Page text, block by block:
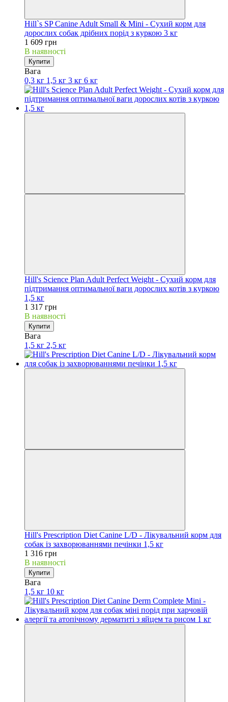
Hill`s SP Canine Adult Small & Mini - Сухий корм для
дорослих собак дрібних порід з куркою 3 кг
1 609 грн
В наявності
Купити
Вага
0,3 кг 1,5 кг 3 кг 6 кг
Hill's Science Plan Adult Perfect Weight - Сухий корм для
підтримання оптимальної ваги дорослих котів з куркою
1,5 кг
1 317 грн
В наявності
Купити
Вага
1,5 кг 2,5 кг
Hill's Prescription Diet Canine L/D - Лікувальний корм для
собак із захворюваннями печінки 1,5 кг
1 316 грн
В наявності
Купити
Вага
1,5 кг 10 кг